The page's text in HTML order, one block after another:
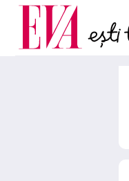
Carieră
Actualitate